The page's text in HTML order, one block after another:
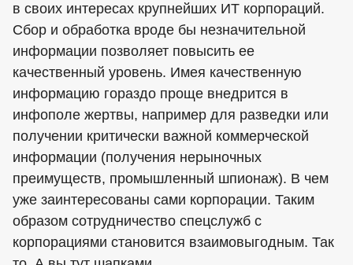
в своих интересах крупнейших ИТ корпораций.
Сбор и обработка вроде бы незначительной
информации позволяет повысить ее
качественный уровень. Имея качественную
информацию гораздо проще внедрится в
инфополе жертвы, например для разведки или
получении критически важной коммерческой
информации (получения нерыночных
преимуществ, промышленный шпионаж). В чем
уже заинтересованы сами корпорации. Таким
образом сотрудничество спецслужб с
корпорациями становится взаимовыгодным. Так